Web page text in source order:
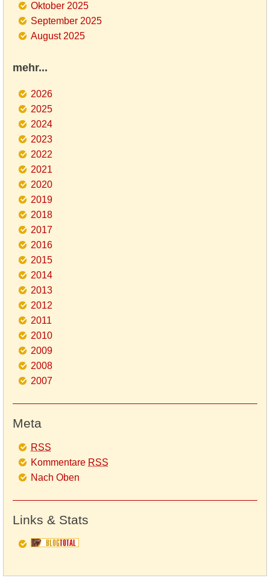
Oktober 2025
September 2025
August 2025
mehr...
2026
2025
2024
2023
2022
2021
2020
2019
2018
2017
2016
2015
2014
2013
2012
2011
2010
2009
2008
2007
Meta
RSS
Kommentare RSS
Nach Oben
Links & Stats